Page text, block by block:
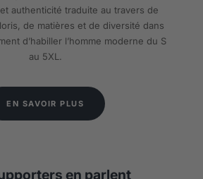
authenticité traduite au travers de
de matières et de diversité dans
d’habiller l’homme moderne du S
au 5XL.
EN SAVOIR PLUS
en parlent